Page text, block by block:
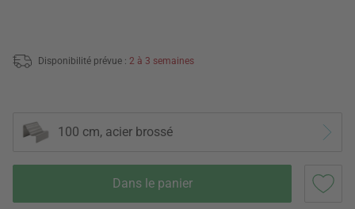
Disponibilité prévue : 2 à 3 semaines
100 cm, acier brossé
Dans le panier